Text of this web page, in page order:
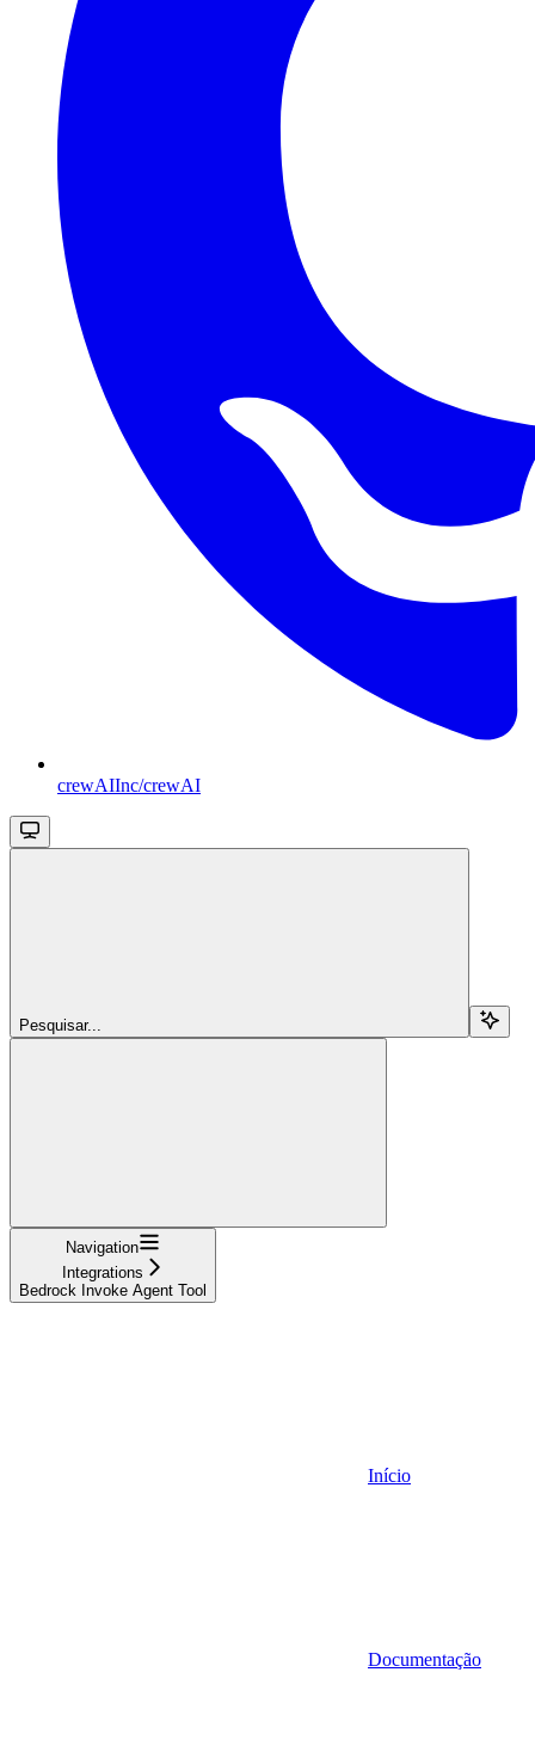
crewAIInc/crewAI
Pesquisar...
Navigation
Integrations
Bedrock Invoke Agent Tool
Início
Documentação